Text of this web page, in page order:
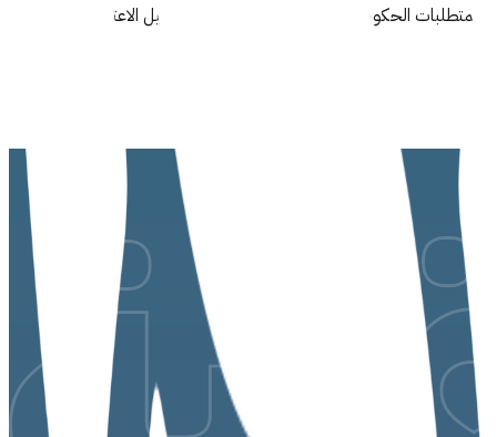
للمتطلبات الحكومية وتحسين كفاءة التشغيل وتقليل الاعتماد على